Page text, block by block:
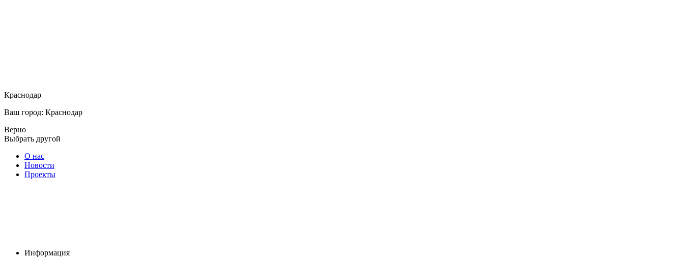
Краснодар
Ваш город: Краснодар
Верно
Выбрать другой
О нас
Новости
Проекты
Информация